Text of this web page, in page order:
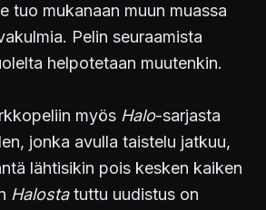
tuo mukanaan muun muassa
Pelin seuraamista
helpotetaan muutenkin.
myös Halo-sarjasta
jonka avulla taistelu jatkuu,
lähtisikin pois kesken kaiken
Halostatuttu uudistus on